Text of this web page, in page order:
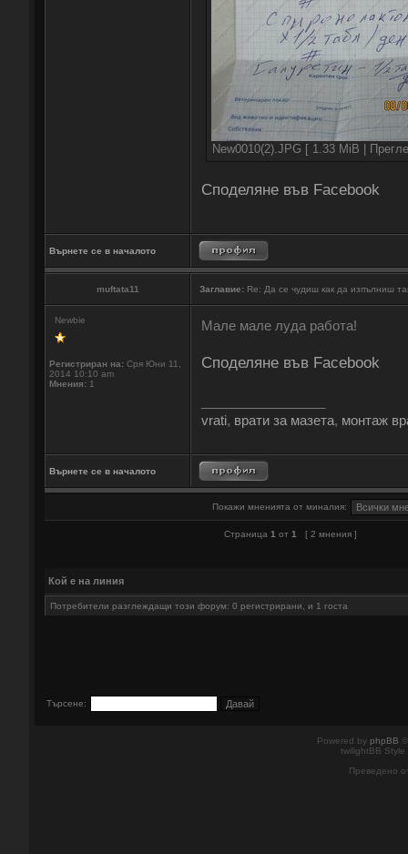
New0010(2).JPG [ 1.33 MiB |
Споделяне във Facebook
Върнете се в началото
muftata11 Заглавие: Re: Да се чудиш как да изпълниш
Newbie
Регистриран на: Сря Юни 11,
2014 10:10 am
Мнения: 1
Мале мале луда работа!
Споделяне във Facebook
vrati, врати за мазета, монтаж
Върнете се в началото
Покажи мненията от миналия:
Страница 1 от 1 [ 2 мнения ]
Кой е на линия
Потребители разглеждащи този форум: 0 регистрирани, и 1 госта
Търсене:
Powered by phpBB
twilightBB
Преведено